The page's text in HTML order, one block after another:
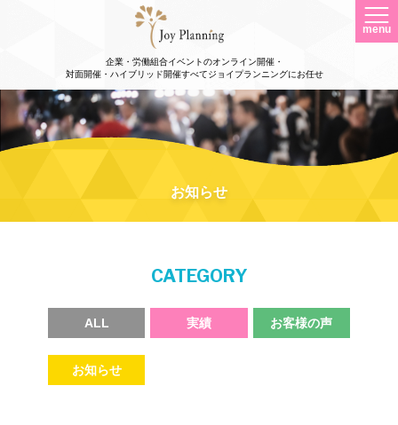
企業・労働組合イベントのオンライン開催・
対面開催・ハイブリッド開催すべてジョイプランニングにお任せ
menu
お知らせ
CATEGORY
ALL 実績 お客様の声
お知らせ